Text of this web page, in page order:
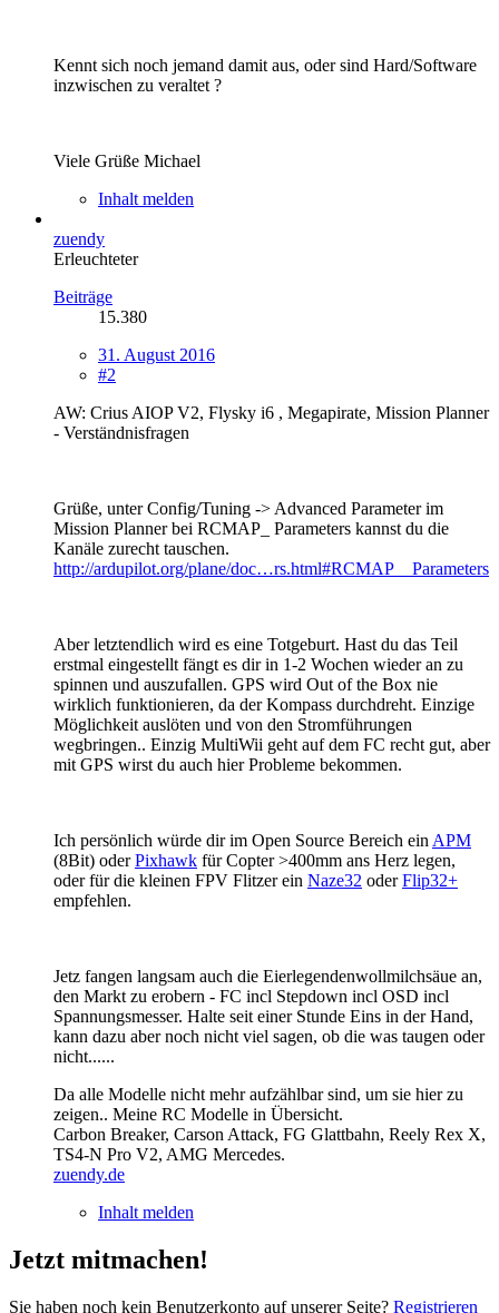
Kennt sich noch jemand damit aus, oder sind Hard/Software
inzwischen zu veraltet ?
Viele Grüße Michael
Inhalt melden
zuendy
Erleuchteter
Beiträge
15.380
31. August 2016
#2
AW: Crius AIOP V2, Flysky i6 , Megapirate, Mission Planner
- Verständnisfragen
Grüße, unter Config/Tuning -> Advanced Parameter im
Mission Planner bei RCMAP_ Parameters kannst du die
Kanäle zurecht tauschen.
http://ardupilot.org/plane/doc…rs.html#RCMAP__Parameters
Aber letztendlich wird es eine Totgeburt. Hast du das Teil
erstmal eingestellt fängt es dir in 1-2 Wochen wieder an zu
spinnen und auszufallen. GPS wird Out of the Box nie
wirklich funktionieren, da der Kompass durchdreht. Einzige
Möglichkeit auslöten und von den Stromführungen
wegbringen.. Einzig MultiWii geht auf dem FC recht gut, aber
mit GPS wirst du auch hier Probleme bekommen.
Ich persönlich würde dir im Open Source Bereich ein APM
(8Bit) oderPixhawk für Copter >400mm ans Herz legen,
oder für die kleinen FPV Flitzer ein Naze32 oderFlip32+
empfehlen.
Jetz fangen langsam auch die Eierlegendenwollmilchsäue an,
den Markt zu erobern - FC incl Stepdown incl OSD incl
Spannungsmesser. Halte seit einer Stunde Eins in der Hand,
kann dazu aber noch nicht viel sagen, ob die was taugen oder
nicht......
Da alle Modelle nicht mehr aufzählbar sind, um sie hier zu
zeigen.. Meine RC Modelle in Übersicht.
Carbon Breaker, Carson Attack, FG Glattbahn, Reely Rex X,
TS4-N Pro V2, AMG Mercedes.
zuendy.de
Inhalt melden
Jetzt mitmachen!
Sie haben noch kein Benutzerkonto auf unserer Seite? Registrieren